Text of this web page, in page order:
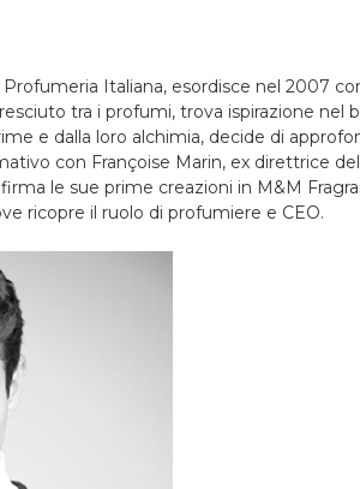
Italiana, esordisce nel 2007
tra i profumi, trova ispirazione nel
e dalla loro alchimia, decide di
con Françoise Marin, ex direttrice
le sue prime creazioni in M&M
ricopre il ruolo di profumiere e CEO.